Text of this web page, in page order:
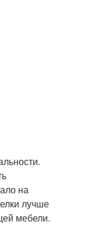
на
лучше
мебели.